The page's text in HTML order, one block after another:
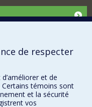
de respecter
et de
témoins sont
et la sécurité
vos